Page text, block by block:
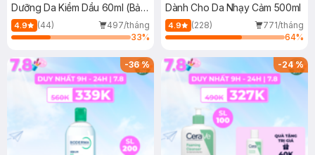
Dưỡng Da Kiềm Dầu 60ml (Bản
Mới)
4.9 (44)
497/tháng
33%
Dành Cho Da Nhạy Cảm 500ml
4.9 (228)
771/tháng
64%
-36% -24%